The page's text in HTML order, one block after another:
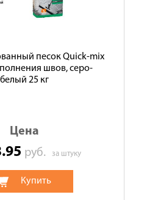
песок Quick-mix
швов, серо-
белый 25 кг
Цена
руб. за штуку
Купить